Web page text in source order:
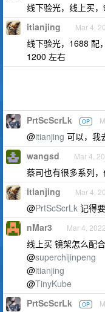
线下验光，线上买
itianjing Mar 4,
线下验光，1688 配
1200 左右
PrtScScrLk OP
@itianjing 可以，我
wangsd Mar 4,
蔡司也有很多系列，
itianjing Mar 4,
@PrtScScrLk 记得
nMar3 Mar 4, 2022
线上买 镜架怎么配
@superchijinpeng
@itianjing
@TinyKube
PrtScScrLk OP